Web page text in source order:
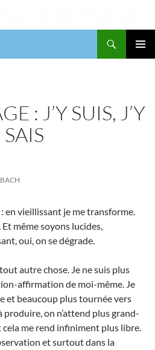
: J’Y SUIS, J’Y
en vieillissant je me transforme.
même soyons lucides,
oui, on se dégrade.
autre chose. Je ne suis plus
affirmation de moi-même. Je
et beaucoup plus tournée vers
produire, on n’attend plus grand-
me rend infiniment plus libre.
et surtout dans la